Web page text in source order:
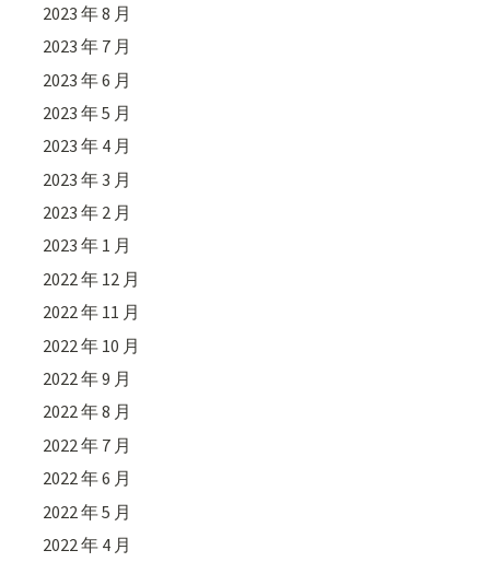
2023 年 8 月
2023 年 7 月
2023 年 6 月
2023 年 5 月
2023 年 4 月
2023 年 3 月
2023 年 2 月
2023 年 1 月
2022 年 12 月
2022 年 11 月
2022 年 10 月
2022 年 9 月
2022 年 8 月
2022 年 7 月
2022 年 6 月
2022 年 5 月
2022 年 4 月